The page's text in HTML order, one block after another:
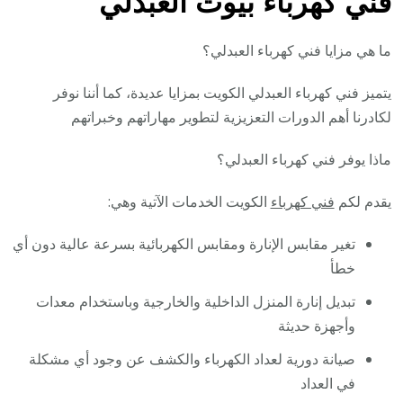
ما هي مزايا فني كهرباء العبدلي؟
يتميز فني كهرباء العبدلي الكويت بمزايا عديدة، كما أننا نوفر
لكادرنا أهم الدورات التعزيزية لتطوير مهاراتهم وخبراتهم
ماذا يوفر فني كهرباء العبدلي؟
يقدم لكم فني كهرباء الكويت الخدمات الآتية وهي:
تغير مقابس الإنارة ومقابس الكهربائية بسرعة عالية دون أي
خطأ
تبديل إنارة المنزل الداخلية والخارجية وباستخدام معدات
وأجهزة حديثة
صيانة دورية لعداد الكهرباء والكشف عن وجود أي مشكلة
في العداد